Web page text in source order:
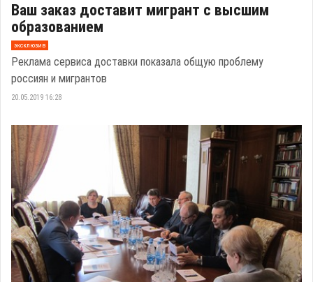
Ваш заказ доставит мигрант с высшим
образованием
эксклюзив
Реклама сервиса доставки показала общую проблему
россиян и мигрантов
20.05.2019 16:28